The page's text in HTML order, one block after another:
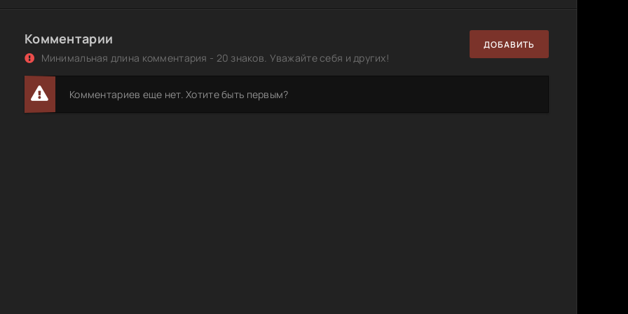
MB
Последствия / Наслідки / The Aftermath (2019) HDRip-AVC | КПК |
D | UKR
Последствия. Мост в огне / Aftermath (2024) HDRip | D 1.46 GB
Последствия. Мост в огне / Aftermath (2024) BDRip 1080p от
селезень | D
Комментарии
Минимальная длина комментария - 20 знаков. Уважайте себя и других!
ДОБАВИТЬ
Комментариев еще нет. Хотите быть первым?